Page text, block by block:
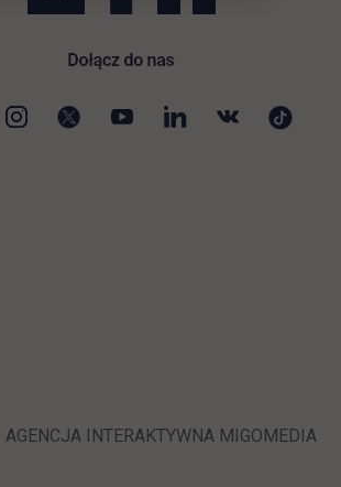
AGENCJA INTERAKTYWNA LINK OTWIERA
MIGOMEDIA